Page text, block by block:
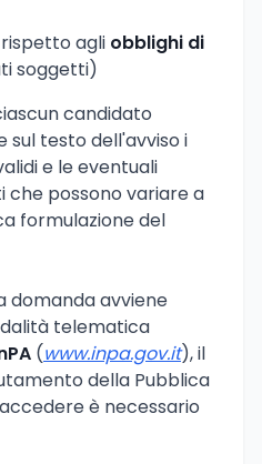
agli obblighi di
soggetti)
candidato
testo dell'avviso i
e le eventuali
che possono variare a
formulazione del
domanda avviene
telematica
(www.inpa.gov.it), il
della Pubblica
è necessario